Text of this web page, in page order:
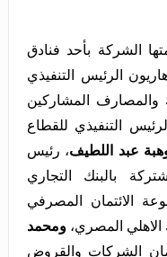
الشركة بأحد فنادق
الرئيس التنفيذي
والمصارف المشاركين
التنفيذي للقطاع
عبد اللطيف، رئيس
بالبنك التجاري
الائتمان المصرفي
الاهلي المصري،ومحمد
الشركات والقروض